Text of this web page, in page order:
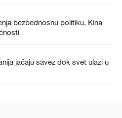
bezbednosnu politiku, Kina
jačaju savez dok svet ulazi u